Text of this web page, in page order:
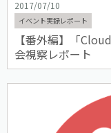
2017/07/10
イベント実録レポート
【番外編】「
会視察レポート